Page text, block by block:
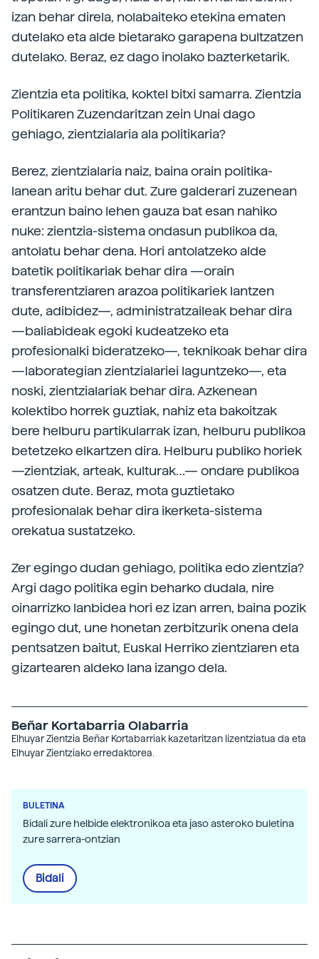
izan behar direla, nolabaiteko etekina ematen
dutelako eta alde bietarako garapena bultzatzen
dutelako. Beraz, ez dago inolako bazterketarik.
Zientzia eta politika, koktel bitxi samarra. Zientzia
Politikaren Zuzendaritzan zein Unai dago
gehiago, zientzialaria ala politikaria?
Berez, zientzialaria naiz, baina orain politika-
lanean aritu behar dut. Zure galderari zuzenean
erantzun baino lehen gauza bat esan nahiko
nuke: zientzia-sistema ondasun publikoa da,
antolatu behar dena. Hori antolatzeko alde
batetik politikariak behar dira —orain
transferentziaren arazoa politikariek lantzen
dute, adibidez—, administratzaileak behar dira
—baliabideak egoki kudeatzeko eta
profesionalki bideratzeko—, teknikoak behar dira
—laborategian zientzialariei laguntzeko—, eta
noski, zientzialariak behar dira. Azkenean
kolektibo horrek guztiak, nahiz eta bakoitzak
bere helburu partikularrak izan, helburu publikoa
betetzeko elkartzen dira. Helburu publiko horiek
—zientziak, arteak, kulturak…— ondare publikoa
osatzen dute. Beraz, mota guztietako
profesionalak behar dira ikerketa-sistema
orekatua sustatzeko.
Zer egingo dudan gehiago, politika edo zientzia?
Argi dago politika egin beharko dudala, nire
oinarrizko lanbidea hori ez izan arren, baina pozik
egingo dut, une honetan zerbitzurik onena dela
pentsatzen baitut, Euskal Herriko zientziaren eta
gizartearen aldeko lana izango dela.
Beñar Kortabarria Olabarria
Elhuyar Zientzia Beñar Kortabarriak kazetaritzan lizentziatua da eta
Elhuyar Zientziako erredaktorea.
BULETINA
Bidali zure helbide elektronikoa eta jaso asteroko buletina
zure sarrera-ontzian
Bidali